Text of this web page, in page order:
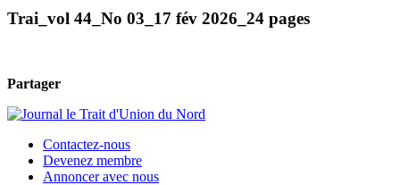
Trai_vol 44_No 03_17 fév 2026_24 pages
Partager
Contactez-nous
Devenez membre
Annoncer avec nous